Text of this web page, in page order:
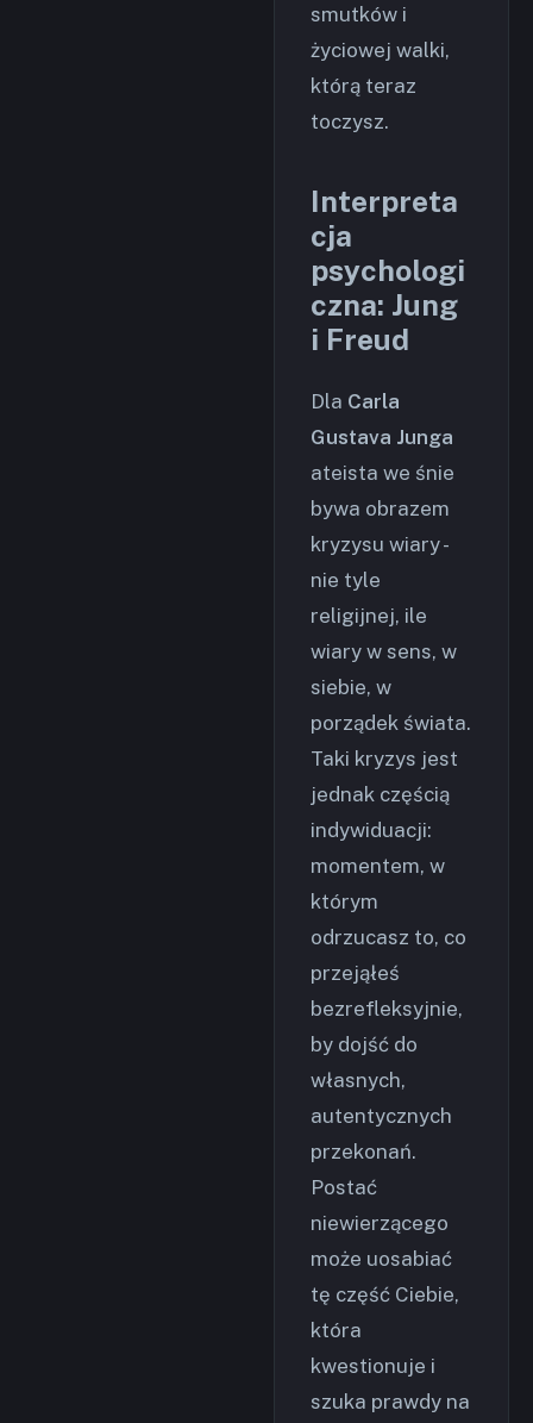
smutków i
życiowej walki,
którą teraz
toczysz.
Interpreta
cja
psychologi
czna: Jung
i Freud
Dla Carla
Gustava Junga
ateista we śnie
bywa obrazem
kryzysu wiary -
nie tyle
religijnej, ile
wiary w sens, w
siebie, w
porządek świata.
Taki kryzys jest
jednak częścią
indywiduacji:
momentem, w
którym
odrzucasz to, co
przejąłeś
bezrefleksyjnie,
by dojść do
własnych,
autentycznych
przekonań.
Postać
niewierzącego
może uosabiać
tę część Ciebie,
która
kwestionuje i
szuka prawdy na